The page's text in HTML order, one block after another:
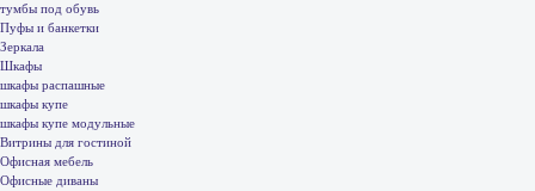
тумбы под обувь
Пуфы и банкетки
Зеркала
Шкафы
шкафы распашные
шкафы купе
шкафы купе модульные
Витрины для гостиной
Офисная мебель
Офисные диваны